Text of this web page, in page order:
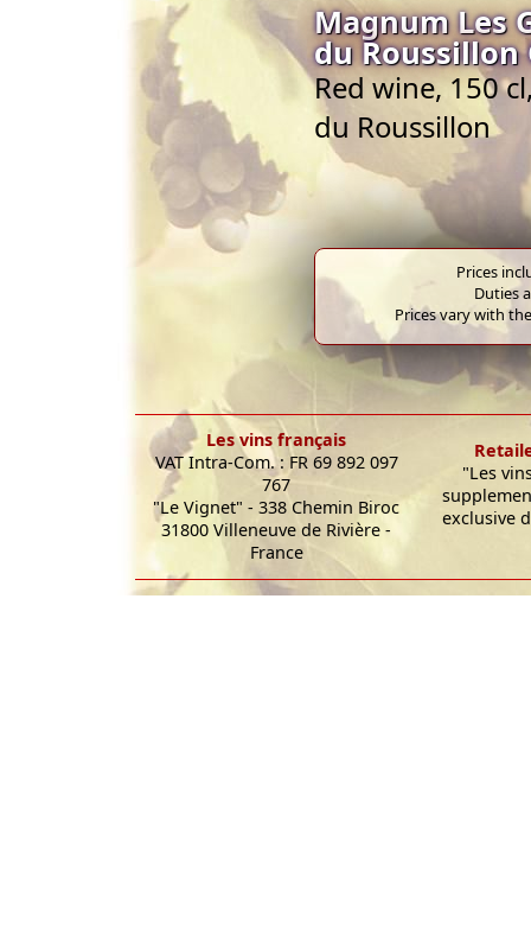
Magnum Les
du Roussillon
Red wine, 150
du Roussillon
Prices
Duties
Prices vary with
Les vins français
VAT Intra-Com. : FR 69 892 097
767
"Le Vignet" - 338 Chemin Biroc
31800 Villeneuve de Rivière -
France
"Les
exclusive